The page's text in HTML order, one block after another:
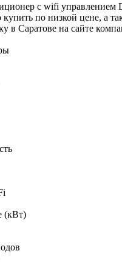
с wifi управлением
по низкой цене, а
в Саратове на сайте
(кВт)